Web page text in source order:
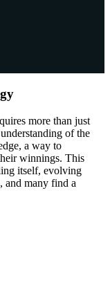
more than just
of the
a way to
winnings. This
itself, evolving
and many find a